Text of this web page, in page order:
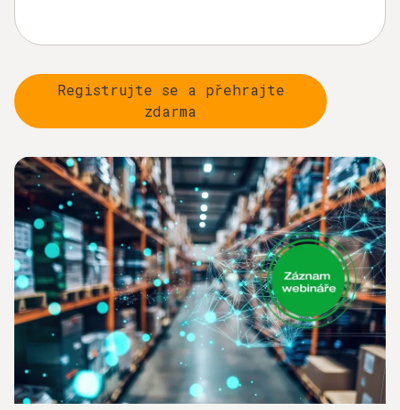
Registrujte se a přehrajte
zdarma